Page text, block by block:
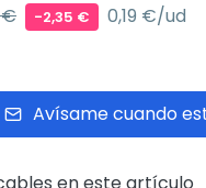
€ -2,35 € 0,19 €/ud
Avísame cuando